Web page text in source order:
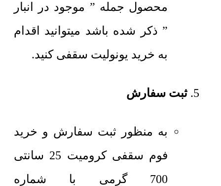
محصول جمله ” موجود در انبار
” ذکر شده باشد میتوانید اقدام
به خرید یونولیت سقفی کنید.
ثبت سفارش
به منظور ثبت سفارش و خرید
فوم سقفی کرومیت 25 سانتی
700 گرمی با شماره